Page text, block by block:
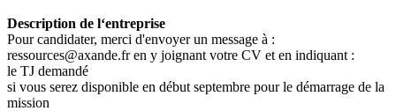
Description de l‘entreprise
Pour candidater, merci d'envoyer un message à :
ressources@axande.fr en y joignant votre CV et en indiquant :
le TJ demandé
si vous serez disponible en début septembre pour le démarrage de la
mission